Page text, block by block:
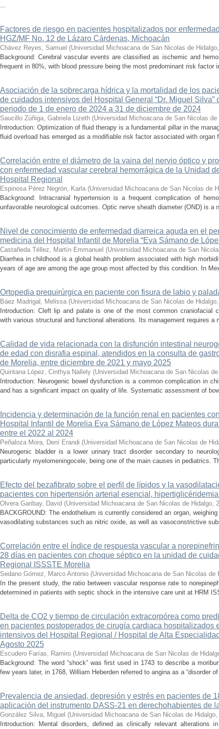
...
Factores de riesgo en pacientes hospitalizados por
HGZ/MF No. 12 de Lázaro Cárdenas, Michoacán
Chávez Reyes, Samuel (Universidad Michoacana de San Nicolas de Hidalgo
Background: Cerebral vascular events are classified as ischemic and
frequent in 80%, with blood pressure being the most predominant risk factor
Asociación de la sobrecarga hídrica y la mortalidad de los
de cuidados intensivos del Hospital General “Dr. Miguel
periodo de 1 de enero de 2024 a 31 de diciembre de 2024
Saucillo Zúñiga, Gabriela Lizeth (Universidad Michoacana de San Nicolas de
Introduction: Optimization of fluid therapy is a fundamental pillar in the
fluid overload has emerged as a modifiable risk factor associated with organ
Correlación entre el diámetro de la vaina del nervio óptico y
con enfermedad vascular cerebral hemorrágica de la Unidad
Hospital Regional
Espinosa Pérez Negrón, Karla (Universidad Michoacana de San Nicolas de
Background: Intracranial hypertension is a frequent complication of
unfavorable neurological outcomes. Optic nerve sheath diameter (OND) is a
Nivel de conocimiento de enfermedad diarreica aguda en el
medicina del Hospital Infantil de Morelia “Eva Sámano de
Castañeda Téllez, Martín Emmanuel (Universidad Michoacana de San
Diarrhea in childhood is a global health problem associated with high
years of age are among the age group most affected by this condition. In
Ortopedia prequirúrgica en paciente con fisura de labio y
Báez Madrigal, Melissa (Universidad Michoacana de San Nicolas de Hidalgo
Introduction: Cleft lip and palate is one of the most common craniofacial
with various structural and functional alterations. Its management requires a
Calidad de vida relacionada con la disfunción intestinal
de edad con disrafia espinal, atendidos en la consulta de
de Morelia, entre diciembre de 2021 y mayo 2025
Quintana López, Cinthya Nallely (Universidad Michoacana de San Nicolas
Introduction: Neurogenic bowel dysfunction is a common complication in
and has a significant impact on quality of life. Systematic assessment of
Incidencia y determinación de la función renal en pacientes
Hospital Infantil de Morelia Eva Sámano de López Mateos
entre el 2022 al 2024
Peñaloza Mora, Dení Erandi (Universidad Michoacana de San Nicolas de
Neurogenic bladder is a lower urinary tract disorder secondary to
particularly myelomeningocele, being one of the main causes in pediatrics.
Efecto del bezafibrato sobre el perfil de lípidos y la
pacientes con hipertensión arterial esencial,
Olvera Garibay, David (Universidad Michoacana de San Nicolas de Hidalgo,
BACKGROUND: The endothelium is currently considered an organ,
vasodilating substances such as nitric oxide, as well as vasoconstrictive
Correlación entre el índice de respuesta vascular a
28 días en pacientes con choque séptico en la unidad de
Regional ISSSTE Morelia
Sedano Gómez, Marco Antonio (Universidad Michoacana de San Nicolas de
In the present study, the ratio between vascular response rate to
determined in patients with septic shock in the intensive care unit at HRM
Delta de CO2 y tiempo de circulación extracorpórea como
en pacientes postoperados de cirugía cardiaca hospitalizados
intensivos del Hospital Regional / Hospital de Alta
Agosto 2025
Escudero Farías, Ramiro (Universidad Michoacana de San Nicolas de
Background: The word “shock” was first used in 1743 to describe a
few years later, in 1768, William Heberden referred to angina as a “disorder
Prevalencia de ansiedad, depresión y estrés en pacientes de
aplicación del instrumento DASS-21 en derechohabientes de
González Silva, Miguel (Universidad Michoacana de San Nicolas de Hidalgo,
Introduction: Mental disorders, defined as clinically relevant alterations